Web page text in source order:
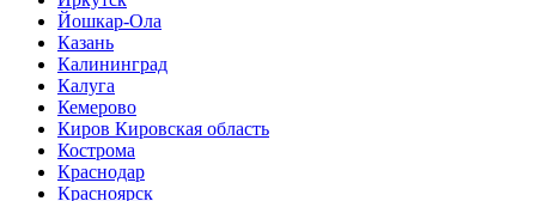
Йошкар-Ола
Казань
Калининград
Калуга
Кемерово
Киров Кировская область
Кострома
Краснодар
Красноярск